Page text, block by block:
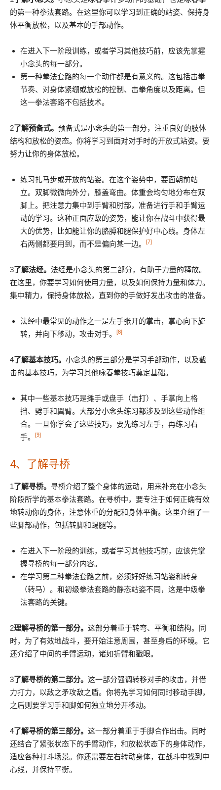
的第一种拳法套路。在这里你可以学习到正确的站姿、保持身
体平衡放松，以及基本的手部动作。
在进入下一阶段训练，或者学习其他技巧前，应该先掌握
小念头的每一部分。
第一种拳法套路的每一个动作都是有意义的。这包括击拳
节奏、对身体紧绷或放松的控制、击拳角度以及距离。但
这一拳法套路不包括技术。
2了解预备式。 预备式是小念头的第一部分，注重良好的肢体
结构和放松的姿态。你将学习到面对对手时的开放式站姿。要
努力让你的身体放松。
练习扎马步或开放的站姿。在这个姿势中，要面朝前站
立。双脚微微向外分，膝盖弯曲。体重会均匀地分布在双
脚上。把注意力集中到手臂和肘部，准备进行手和手臂运
动的学习。这种正面应敌的姿势，能让你在战斗中获得最
大的优势，比如能让你的胳膊和腿保护好中心线。身体左
右两侧都要用到，而不是偏向某一边。
[7]
3了解法经。 法经是小念头的第二部分，有助于力量的释放。
在这里，你要学习如何使用力量，以及如何保持力量和体力。
集中精力，保持身体放松，直到你的手做好发出攻击的准备。
法经中最常见的动作之一是左手张开的掌击，掌心向下旋
转，并向下移动，攻击对手。
[8]
4了解基本技巧。 小念头的第三部分是学习手部动作，以及截
击的基本技巧，为学习其他咏春拳技巧奠定基础。
其中一些基本技巧是摊手或盘手（击打）、手掌向上格
挡、劈手和翼臂。大部分小念头练习都涉及到这些动作组
合。一旦你学会了这些技巧，要先练习左手，再练习右
手。
[9]
4、了解寻桥
1了解寻桥。 寻桥介绍了整个身体的运动，用来补充在小念头
阶段所学的基本拳法套路。在寻桥中，要专注于如何正确有效
地转动你的身体，注意体重的分配和身体平衡。这里介绍了一
些脚部动作，包括转脚和踢腿等。
在进入下一阶段的训练，或者学习其他技巧前，应该先掌
握寻桥的每一部分内容。
在学习第二种拳法套路之前，必须好好练习站姿和转身
（转马）。和初级拳法套路的静态站姿不同，这是中级拳
法套路的关键。
2理解寻桥的第一部分。 这部分着重于转弯、平衡和结构。同
时，为了有效地战斗，要开始注意周围，甚至身后的环境。它
还介绍了中间的手臂运动，诸如折臂和戳眼。
3了解寻桥的第二部分。 这一部分强调转移对手的攻击，并借
力打力，以敌之矛攻敌之盾。你将先学习如何同时移动手脚，
之后则要学习手和脚如何独立地分开移动。
4了解寻桥的第三部分。 这一部分着重于手脚合作出击。同时
还结合了紧张状态下的手臂动作，和放松状态下的身体动作，
适应各种打斗场景。你还需要左右转动身体，在战斗中找到中
心线，并保持平衡。